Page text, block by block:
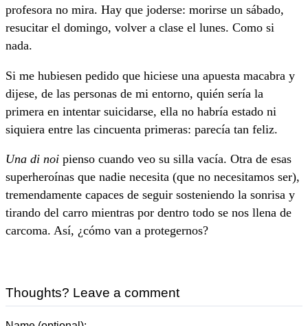
profesora no mira. Hay que joderse: morirse un sábado,
resucitar el domingo, volver a clase el lunes. Como si
nada.
Si me hubiesen pedido que hiciese una apuesta macabra y
dijese, de las personas de mi entorno, quién sería la
primera en intentar suicidarse, ella no habría estado ni
siquiera entre las cincuenta primeras: parecía tan feliz.
Una di noi pienso cuando veo su silla vacía. Otra de esas
superheroínas que nadie necesita (que no necesitamos ser),
tremendamente capaces de seguir sosteniendo la sonrisa y
tirando del carro mientras por dentro todo se nos llena de
carcoma. Así, ¿cómo van a protegernos?
Thoughts? Leave a comment